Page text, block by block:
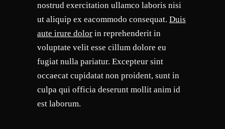
nostrud exercitation ullamco laboris nisi
ut aliquip ex eacommodo consequat. Duis
aute irure dolor in reprehenderit in
voluptate velit esse cillum dolore eu
fugiat nulla pariatur. Excepteur sint
occaecat cupidatat non proident, sunt in
culpa qui officia deserunt mollit anim id
est laborum.